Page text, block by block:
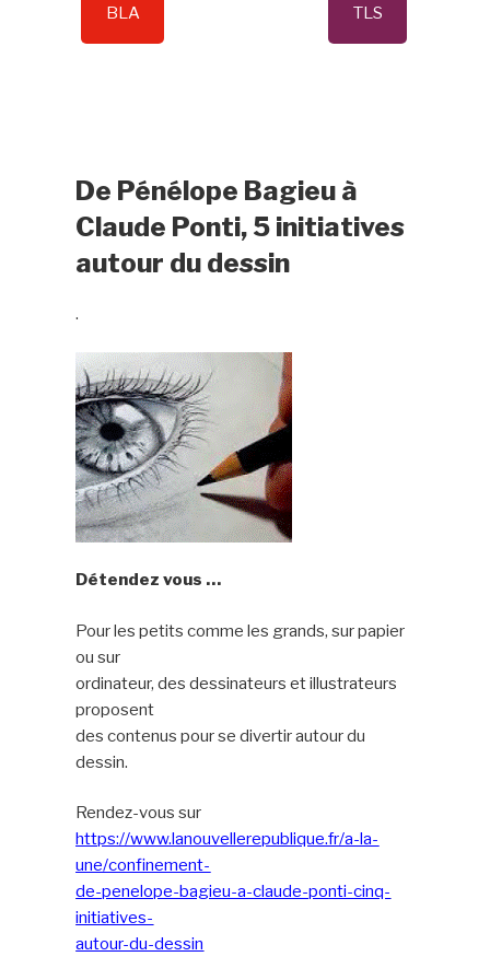
BLA TLS
De Pénélope Bagieu à
Claude Ponti, 5 initiatives
autour du dessin
.
Détendez vous …
Pour les petits comme les grands, sur papier
ou sur
ordinateur, des dessinateurs et illustrateurs
proposent
des contenus pour se divertir autour du
dessin.
Rendez-vous sur
https://www.lanouvellerepublique.fr/a-la-
une/confinement-
de-penelope-bagieu-a-claude-ponti-cinq-
initiatives-
autour-du-dessin